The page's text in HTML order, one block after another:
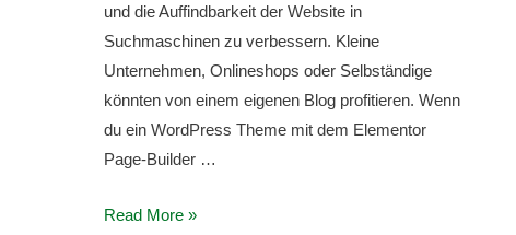
und die Auffindbarkeit der Website in
Suchmaschinen zu verbessern. Kleine
Unternehmen, Onlineshops oder Selbständige
könnten von einem eigenen Blog profitieren. Wenn
du ein WordPress Theme mit dem Elementor
Page-Builder …
Beitrag
Read More »